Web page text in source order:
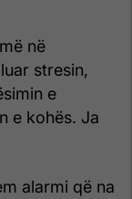
në
stresin,
e
e kohës. Ja
alarmi që na